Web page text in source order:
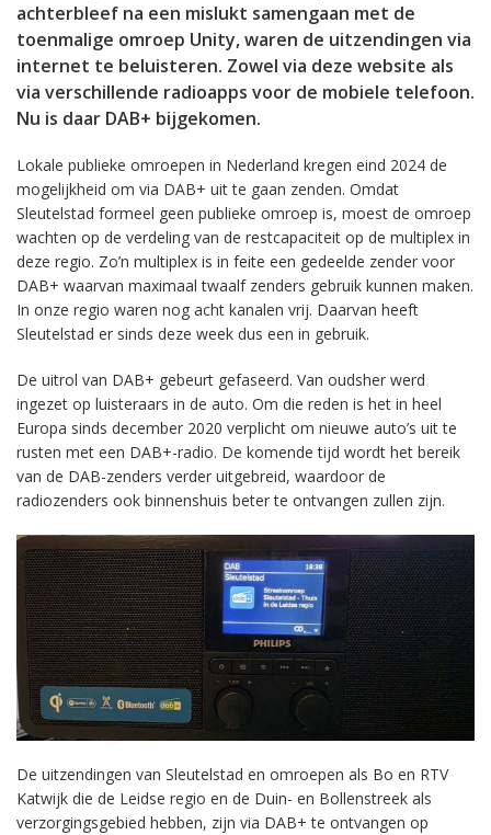
achterbleef na een mislukt samengaan met de
toenmalige omroep Unity, waren de uitzendingen via
internet te beluisteren. Zowel via deze website als
via verschillende radioapps voor de mobiele telefoon.
Nu is daar DAB+ bijgekomen.
Lokale publieke omroepen in Nederland kregen eind 2024 de
mogelijkheid om via DAB+ uit te gaan zenden. Omdat
Sleutelstad formeel geen publieke omroep is, moest de omroep
wachten op de verdeling van de restcapaciteit op de multiplex in
deze regio. Zo’n multiplex is in feite een gedeelde zender voor
DAB+ waarvan maximaal twaalf zenders gebruik kunnen maken.
In onze regio waren nog acht kanalen vrij. Daarvan heeft
Sleutelstad er sinds deze week dus een in gebruik.
De uitrol van DAB+ gebeurt gefaseerd. Van oudsher werd
ingezet op luisteraars in de auto. Om die reden is het in heel
Europa sinds december 2020 verplicht om nieuwe auto’s uit te
rusten met een DAB+-radio. De komende tijd wordt het bereik
van de DAB-zenders verder uitgebreid, waardoor de
radiozenders ook binnenshuis beter te ontvangen zullen zijn.
De uitzendingen van Sleutelstad en omroepen als Bo en RTV
Katwijk die de Leidse regio en de Duin- en Bollenstreek als
verzorgingsgebied hebben, zijn via DAB+ te ontvangen op